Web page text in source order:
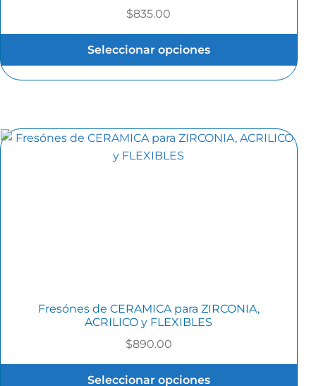
$835.00
Seleccionar opciones
Fresónes de CERAMICA para ZIRCONIA,
ACRILICO y FLEXIBLES
$890.00
Seleccionar opciones